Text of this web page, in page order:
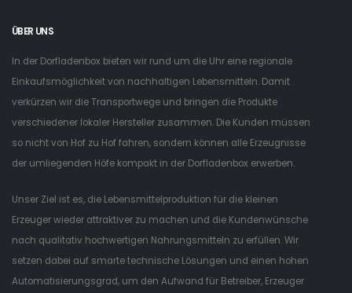
ÜBER UNS
In der Dorfladenbox bieten wir rund um die Uhr eine regionale
Einkaufsmöglichkeit von nachhaltigen Lebensmitteln. Damit
verkürzen wir die Transportwege und bringen die Produkte
verschiedener lokaler Hersteller zusammen. Die Kunden müssen
so nicht von Hof zu Hof fahren, sondern können alle Erzeugnisse
der umliegenden Höfe kompakt in der Dorfladenbox erwerben.
Unser Ziel ist es, die Lebensmittelproduktion für die kleinen
Erzeuger wieder attraktiver zu machen und die Kundenwünsche
nach qualitativ hochwertigen Nahrungsmitteln zu erfüllen. Wir
setzen dabei auf smarte technische Lösungen und einen hohen
Automatisierungsgrad, um den Aufwand für Betreiber, Erzeuger